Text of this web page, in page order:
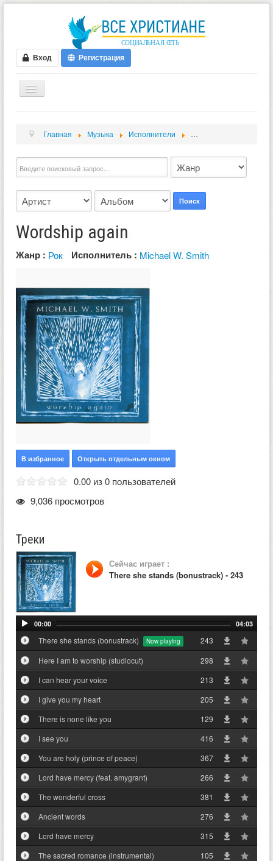
Вход Регистрация
ФОРУМ
ВИДЕО
БЛОГИ
МУЗЫКА
БИБЛИЯ
НОВОСТИ
Главная Музыка Исполнители Michael W. Smith
Поиск
Wordship again
Жанр : Рок Исполнитель : Michael W. Smith
В избранное Открыть отдельным окном
0.00 из 0 пользователей
9,036 просмотров
Треки
Сейчас играет :
There she stands (bonustrack) - 243
00:00 04:03
There she stands (bonustrack)
243
Here I am to worship (studiocut)
298
I can hear your voice
213
I give you my heart
205
There is none like you
129
I see you
416
You are holy (prince of peace)
367
Lord have mercy (feat. amygrant)
266
The wonderful cross
381
Ancient words
276
Lord have mercy
315
The sacred romance (instrumental)
105